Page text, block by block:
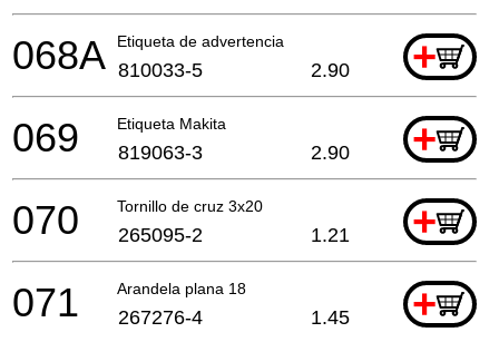
Etiqueta de advertencia +
068A 810033-5 2.90
Etiqueta Makita +
069 819063-3 2.90
Tornillo de cruz 3x20 +
070 265095-2 1.21
Arandela plana 18 +
071 267276-4 1.45